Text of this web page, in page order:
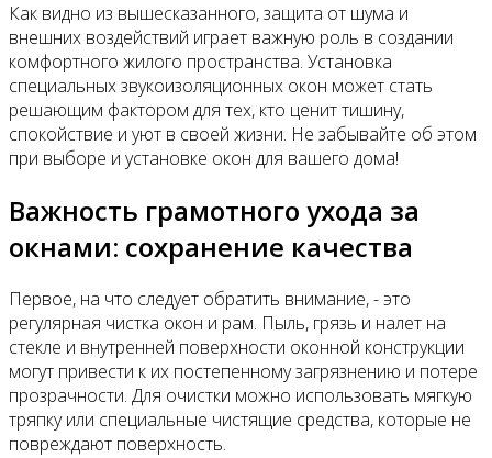
Как видно из вышесказанного, защита от шума и
внешних воздействий играет важную роль в создании
комфортного жилого пространства. Установка
специальных звукоизоляционных окон может стать
решающим фактором для тех, кто ценит тишину,
спокойствие и уют в своей жизни. Не забывайте об этом
при выборе и установке окон для вашего дома!
Важность грамотного ухода за
окнами: сохранение качества
Первое, на что следует обратить внимание, - это
регулярная чистка окон и рам. Пыль, грязь и налет на
стекле и внутренней поверхности оконной конструкции
могут привести к их постепенному загрязнению и потере
прозрачности. Для очистки можно использовать мягкую
тряпку или специальные чистящие средства, которые не
повреждают поверхность.